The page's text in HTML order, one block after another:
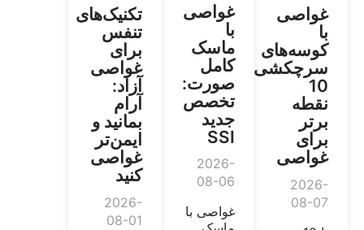
غواصی
با
کوسه‌های
سرچکشی:
10
نقطه
برتر
برای
غواصی
2026-
08-07
غواصی
با
ماسک
کامل
صورت:
تخصص
جدید
SSI
2026-
08-06
غواصی با
تکنیک‌های
تنفس
برای
غواصی
آزاد:
آرام
بمانید و
ایمن‌تر
غواصی
کنید
2026-
08-01